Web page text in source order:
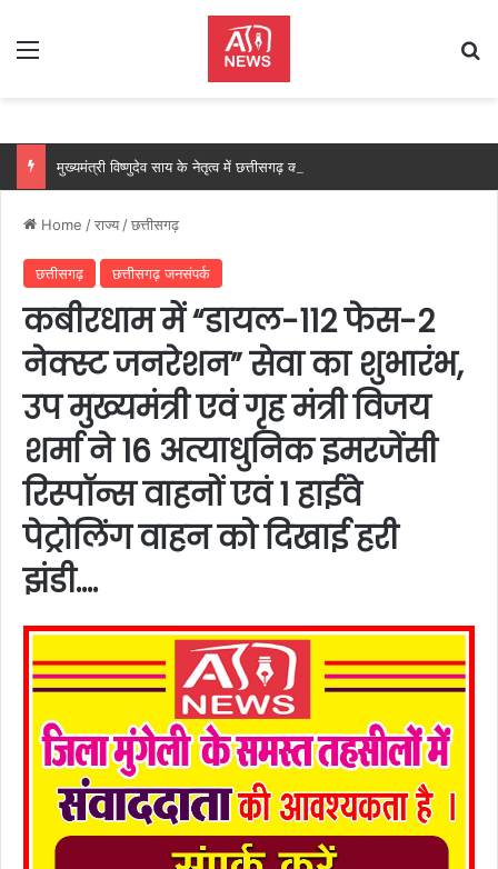
Menu
Home /राज्य /छत्तीसगढ़
छत्तीसगढ़ छत्तीसगढ़ जनसंपर्क
कबीरधाम में “डायल-112 फेस-2
नेक्स्ट जनरेशन” सेवा का शुभारंभ,
उप मुख्यमंत्री एवं गृह मंत्री विजय
शर्मा ने 16 अत्याधुनिक इमरजेंसी
रिस्पॉन्स वाहनों एवं 1 हाईवे
पेट्रोलिंग वाहन को दिखाई हरी
झंडी….